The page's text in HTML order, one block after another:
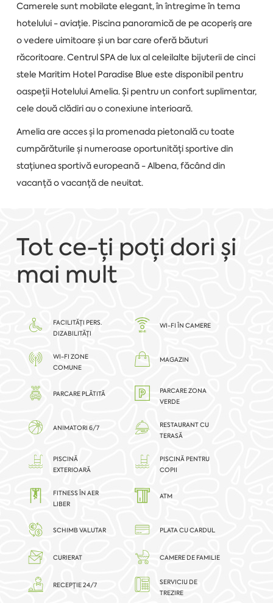
Camerele sunt mobilate elegant, în întregime în tema
hotelului - aviație. Piscina panoramică de pe acoperiș are
o vedere uimitoare și un bar care oferă băuturi
răcoritoare. Centrul SPA de lux al celeilalte bijuterii de cinci
stele Maritim Hotel Paradise Blue este disponibil pentru
oaspeții Hotelului Amelia. Și pentru un confort suplimentar,
cele două clădiri au o conexiune interioară.
Amelia are acces și la promenada pietonală cu toate
cumpărăturile și numeroase oportunități sportive din
stațiunea sportivă europeană - Albena, făcând din
vacanță o vacanță de neuitat.
Tot ce-ți poți dori și
mai mult
FACILITĂȚI PERS.
DIZABILITĂȚI
WI-FI ÎN CAMERE
WI-FI ZONE
COMUNE
MAGAZIN
PARCARE PLĂTITĂ
PARCARE ZONA
VERDE
ANIMATORI 6/7
RESTAURANT CU
TERASĂ
PISCINĂ
EXTERIOARĂ
PISCINĂ PENTRU
COPII
FITNESS ÎN AER
LIBER
ATM
SCHIMB VALUTAR PLATA CU CARDUL
CURIERAT CAMERE DE FAMILIE
RECEPȚIE 24/7
SERVICIU DE
TREZIRE